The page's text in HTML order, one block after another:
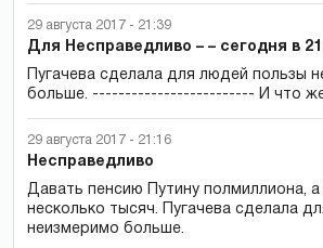
29 августа 2017 - 21:39
Для Несправедливо – – сегодня в
Пугачева сделала для людей пользы
больше. ------------------------- И что же
29 августа 2017 - 21:16
Несправедливо
Давать пенсию Путину полмиллиона, а
несколько тысяч. Пугачева сделала
неизмеримо больше.